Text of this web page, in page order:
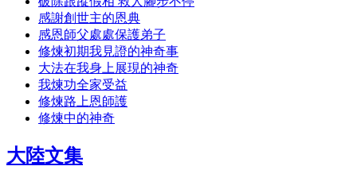
感謝創世主的恩典
感恩師父處處保護弟子
修煉初期我見證的神奇事
大法在我身上展現的神奇
我煉功全家受益
修煉路上恩師護
修煉中的神奇
大陸文集